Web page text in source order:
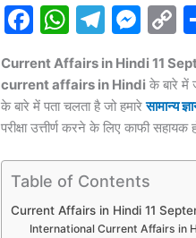
F
c
e
b
o
o
k
W
h
at
s
A
p
p
T
el
e
gr
a
m
M
e
s
s
e
n
g
er
C
p
y
n
Current Affairs in Hindi 11
current affairs in Hindi के बारे में
के बारे में पता चलता है जो हमारेसामान्य
परीक्षा उत्तीर्ण करने के लिए काफी सहायक
Table of Contents
Current Affairs in Hindi 11
International Current Affairs in